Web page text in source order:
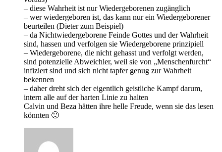
– diese Wahrheit ist nur Wiedergeborenen zugänglich
– wer wiedergeboren ist, das kann nur ein Wiedergeborener
beurteilen (Dieter zum Beispiel)
– da Nichtwiedergeborene Feinde Gottes und der Wahrheit
sind, hassen und verfolgen sie Wiedergeborene prinzipiell
– Wiedergeborene, die nicht gehasst und verfolgt werden,
sind potenzielle Abweichler, weil sie von „Menschenfurcht“
infiziert sind und sich nicht tapfer genug zur Wahrheit
bekennen
– daher dreht sich der eigentlich geistliche Kampf darum,
intern alle auf der harten Linie zu halten
Calvin und Beza hätten ihre helle Freude, wenn sie das lesen
könnten 🙂